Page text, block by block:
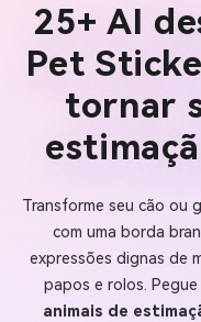
25+ AI
Pet
tornar
Transforme seu cão ou
com uma borda
expressões dignas de
papos e rolos. Pegue
animais de